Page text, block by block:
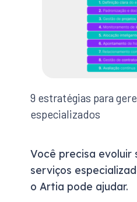
9 estratégias para
especializados
Você precisa evoluir
serviços
o Artia pode ajudar.